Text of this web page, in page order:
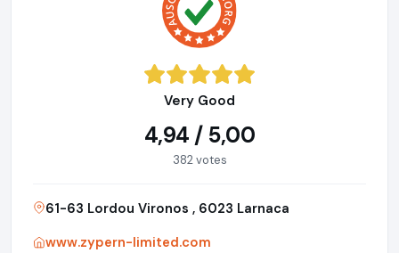
Very Good
4,94 / 5,00
382 votes
61-63 Lordou Vironos , 6023 Larnaca
www.zypern-limited.com